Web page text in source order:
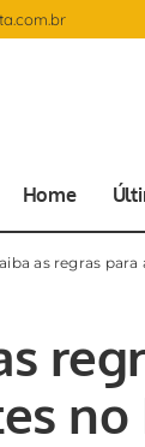
Home
as regras
no